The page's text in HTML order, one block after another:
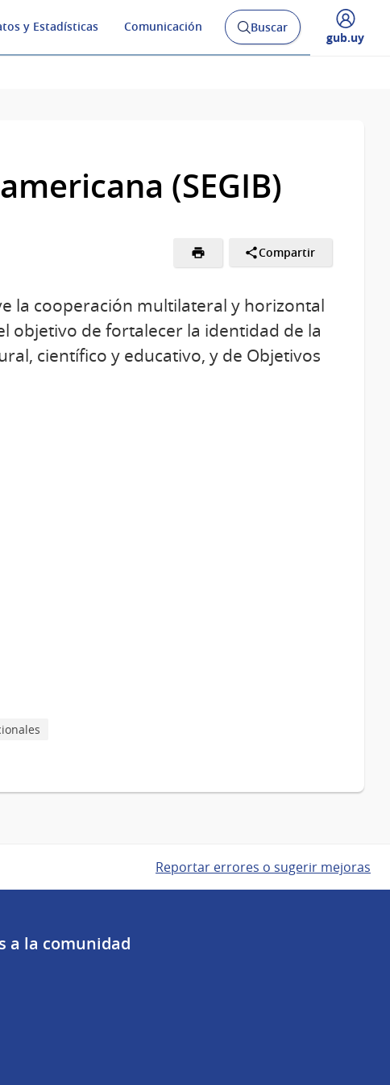
y Estadísticas Comunicación
Abrir
buscador
Buscar
Desplegar
gub.uy
(SEGIB)
Compartir
la cooperación multilateral y horizontal
objetivo de fortalecer la identidad de la
científico y educativo, y de Objetivos
Reportar errores o sugerir mejoras
a la comunidad